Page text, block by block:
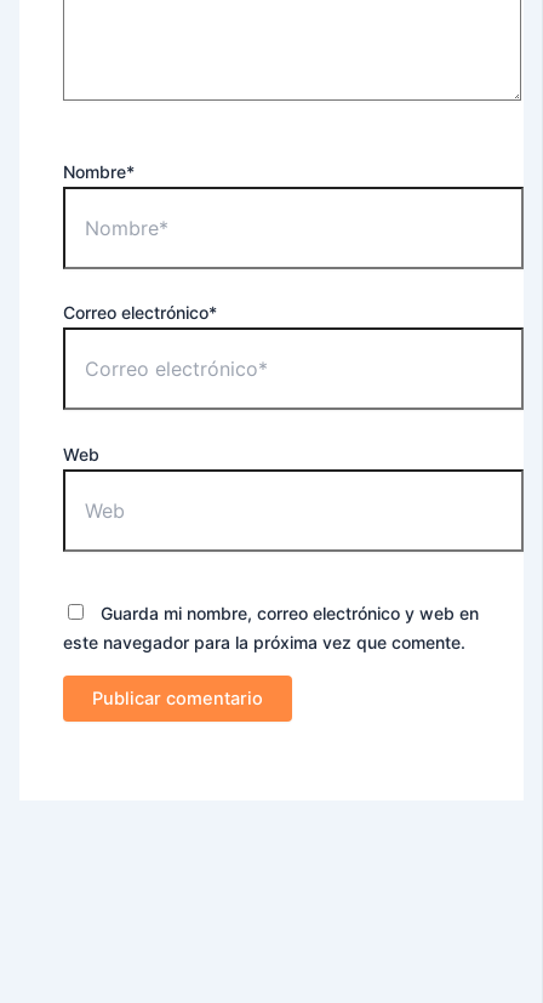
Nombre*
Correo electrónico*
Web
Guarda mi nombre, correo electrónico y web en
este navegador para la próxima vez que comente.